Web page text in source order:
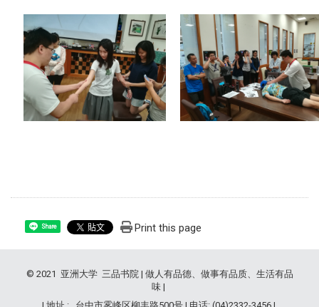
Share Print this page
© 2021 亚洲大学 三品书院 | 做人有品德、做事有品质、生活有品
味 |